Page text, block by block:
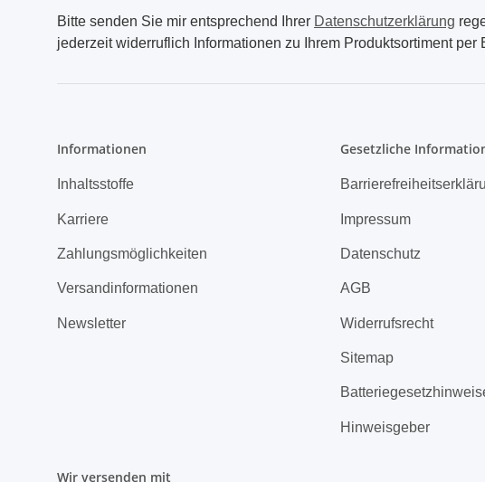
Bitte senden Sie mir entsprechend Ihrer Datenschutzerklärung
jederzeit widerruflich Informationen zu Ihrem Produktsortiment per
Informationen
Inhaltsstoffe
Karriere
Zahlungsmöglichkeiten
Versandinformationen
Newsletter
Gesetzliche
Impressum
Datenschutz
AGB
Widerrufsrecht
Sitemap
Hinweisgeber
Wir versenden mit